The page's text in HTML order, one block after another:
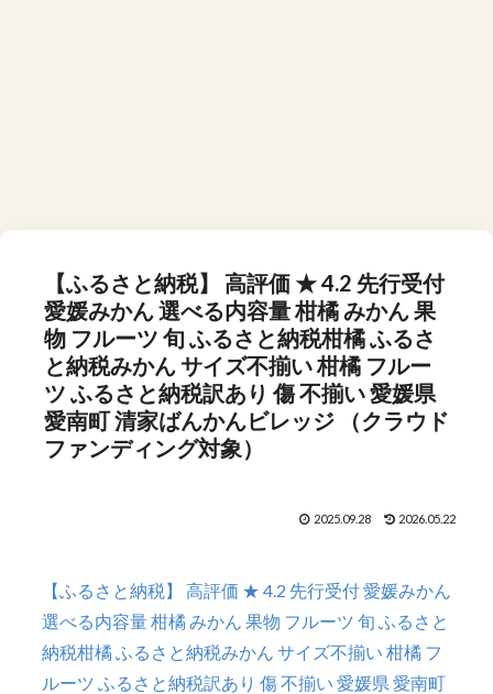
【ふるさと納税】 高評価 ★ 4.2 先行受付
愛媛みかん 選べる内容量 柑橘 みかん 果
物 フルーツ 旬 ふるさと納税柑橘 ふるさ
と納税みかん サイズ不揃い 柑橘 フルー
ツ ふるさと納税訳あり 傷 不揃い 愛媛県
愛南町 清家ばんかんビレッジ （クラウド
ファンディング対象）
2025.09.28 2026.05.22
【ふるさと納税】 高評価 ★ 4.2 先行受付 愛媛みかん
選べる内容量 柑橘 みかん 果物 フルーツ 旬 ふるさと
納税柑橘 ふるさと納税みかん サイズ不揃い 柑橘 フ
ルーツ ふるさと納税訳あり 傷 不揃い 愛媛県 愛南町